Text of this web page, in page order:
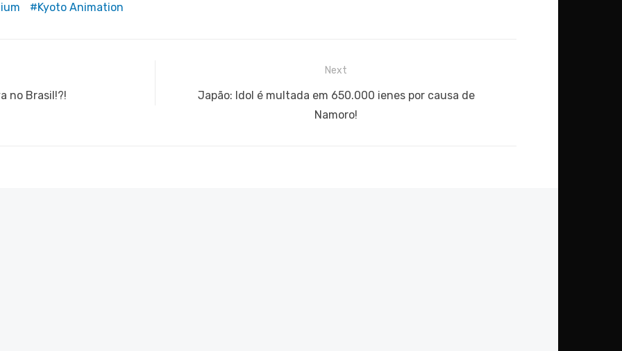
Kyoto Animation
no Brasil!?!
Next
NextJapão: Idol é multada em 650.000 ienes por causa de
Namoro!